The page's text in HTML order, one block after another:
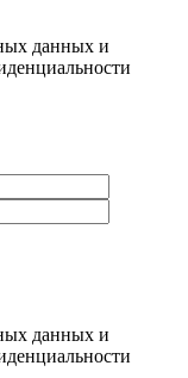
данных и
данных и